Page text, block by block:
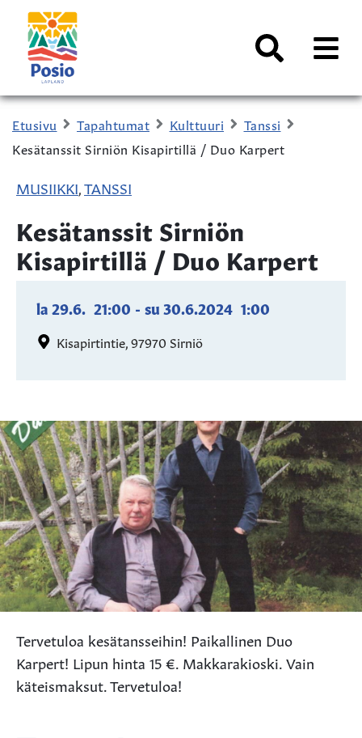
Siirry sisältöön
Kaupungin
logo
AVAA
Etusivu Tapahtumat Kulttuuri
Tanssi
Kesätanssit Sirniön Kisapirtillä / Duo Karpert
MUSIIKKI TANSSI
Kesätanssit Sirniön
Kisapirtillä / Duo Karpert
la 29.6. 21:00 - su 30.6.2024 1:00
Kisapirtintie, 97970 Sirniö
Tervetuloa kesätansseihin! Paikallinen Duo
Karpert! Lipun hinta 15 €. Makkarakioski. Vain
käteismaksut. Tervetuloa!